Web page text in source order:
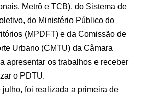
Metrô e TCB), do Sistema de
do Ministério Público do
(MPDFT) e da Comissão de
Urbano (CMTU) da Câmara
apresentar os trabalhos e receber
o PDTU.
foi realizada a primeira de